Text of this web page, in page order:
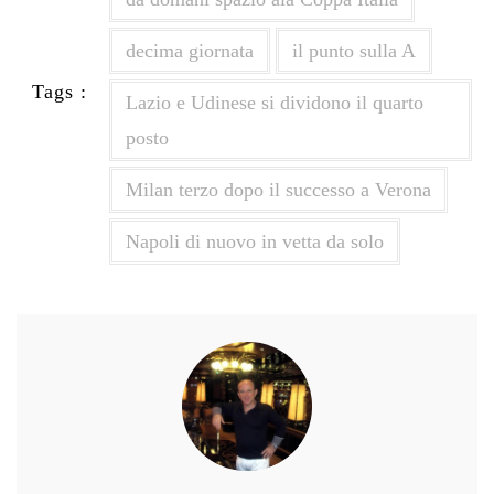
Tags :
decima giornata il punto sulla A
Lazio e Udinese si dividono il quarto
posto
Milan terzo dopo il successo a Verona
Napoli di nuovo in vetta da solo